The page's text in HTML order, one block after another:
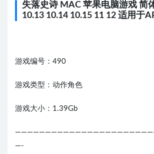
失落史诗 MAC 苹果电脑游戏 简
10.13 10.14 10.15 11 12 适用于
游戏编号：490
游戏类型：动作角色
游戏大小：1.39Gb
—-